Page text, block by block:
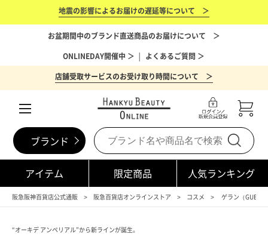
地震の影響によるお届けの遅延等について ＞
お盆期間中のブランド直送商品のお届けについて ＞
ONLINEDAY開催中 ＞ │ よくあるご質問 ＞
店舗受取サービスのお受け取り時間について ＞
ブランド
アイテム 限定商品 人気ランキング
阪急阪神百貨店公式通販 阪急百貨店オンラインストア コスメ ゲラン（
“オーキデ アンペリアル”から新ラインが誕生。